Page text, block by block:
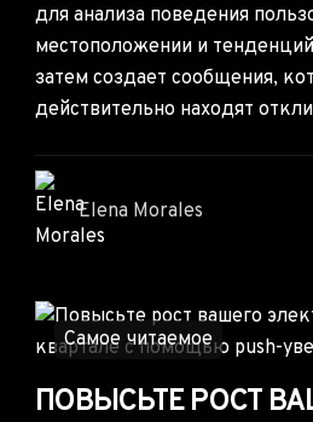
для анализа поведения
местоположении и
затем создает сообщения,
действительно находят
Elena Morales
Самое читаемое
ПОВЫСЬТЕ РОСТ